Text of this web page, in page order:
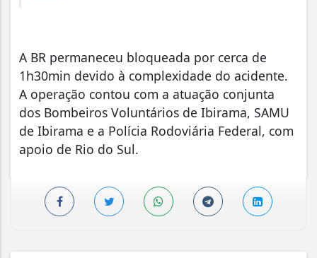
A BR permaneceu bloqueada por cerca de
1h30min devido à complexidade do acidente.
A operação contou com a atuação conjunta
dos Bombeiros Voluntários de Ibirama, SAMU
de Ibirama e a Polícia Rodoviária Federal, com
apoio de Rio do Sul.